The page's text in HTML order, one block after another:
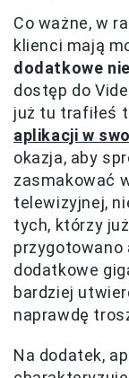
Co ważne, w
klienci mają
dodatkowe
dostęp do
już tu trafiłeś
aplikacji w
okazja, aby
zasmakować
telewizyjnej,
tych, którzy
przygotowano
dodatkowe
bardziej
naprawdę
Na dodatek,